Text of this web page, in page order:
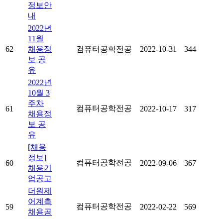
정보안
내
62
2022년
11월
채용정
보 공
유
컴퓨터공학전공 2022-10-31 344
61
2022년
10월 3
주차
채용정
보 공
유
컴퓨터공학전공 2022-10-17 317
60
[채용
정보]
채용기
업공고
컴퓨터공학전공 2022-09-06 367
59
더원제
어계측
채용공
컴퓨터공학전공 2022-02-22 569